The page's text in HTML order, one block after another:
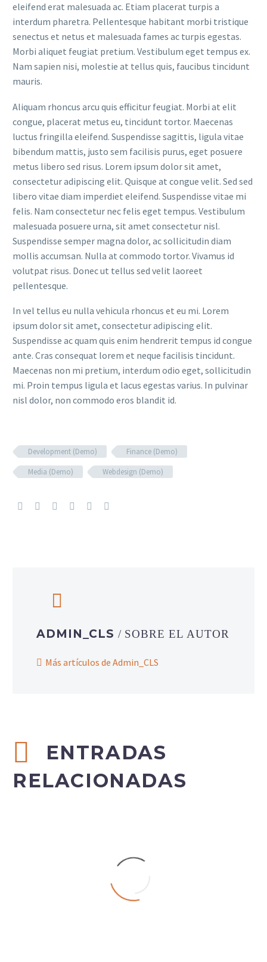
eleifend erat malesuada ac. Etiam placerat turpis a
interdum pharetra. Pellentesque habitant morbi tristique
senectus et netus et malesuada fames ac turpis egestas.
Morbi aliquet feugiat pretium. Vestibulum eget tempus ex.
Nam sapien nisi, molestie at tellus quis, faucibus tincidunt
mauris.
Aliquam rhoncus arcu quis efficitur feugiat. Morbi at elit
congue, placerat metus eu, tincidunt tortor. Maecenas
luctus fringilla eleifend. Suspendisse sagittis, ligula vitae
bibendum mattis, justo sem facilisis purus, eget posuere
metus libero sed risus. Lorem ipsum dolor sit amet,
consectetur adipiscing elit. Quisque at congue velit. Sed sed
libero vitae diam imperdiet eleifend. Suspendisse vitae mi
felis. Nam consectetur nec felis eget tempus. Vestibulum
malesuada posuere urna, sit amet consectetur nisl.
Suspendisse semper magna dolor, ac sollicitudin diam
mollis accumsan. Nulla at commodo tortor. Vivamus id
volutpat risus. Donec ut tellus sed velit laoreet
pellentesque.
In vel tellus eu nulla vehicula rhoncus et eu mi. Lorem
ipsum dolor sit amet, consectetur adipiscing elit.
Suspendisse ac quam quis enim hendrerit tempus id congue
ante. Cras consequat lorem et neque facilisis tincidunt.
Maecenas non mi pretium, interdum odio eget, sollicitudin
mi. Proin tempus ligula et lacus egestas varius. In pulvinar
nisl dolor, non commodo eros blandit id.
Development (Demo)
Finance (Demo)
Media (Demo)
Webdesign (Demo)
ADMIN_CLS / SOBRE EL AUTOR
Más artículos de Admin_CLS
ENTRADAS
RELACIONADAS